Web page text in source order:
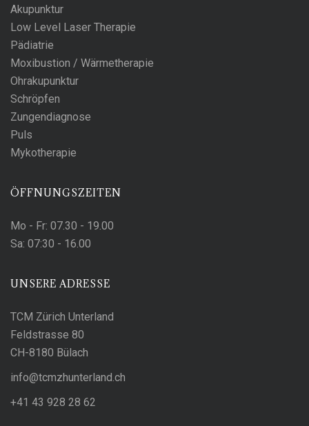
Akupunktur
Low Level Laser Therapie
Pädiatrie
Moxibustion / Wärmetherapie
Ohrakupunktur
Schröpfen
Zungendiagnose
Puls
Mykotherapie
ÖFFNUNGSZEITEN
Mo - Fr: 07.30 - 19.00
Sa: 07:30 - 16.00
UNSERE ADRESSE
TCM Zürich Unterland
Feldstrasse 80
CH-8180 Bülach
hc.dnalretnuhzmct@ofni
+41 43 928 28 62